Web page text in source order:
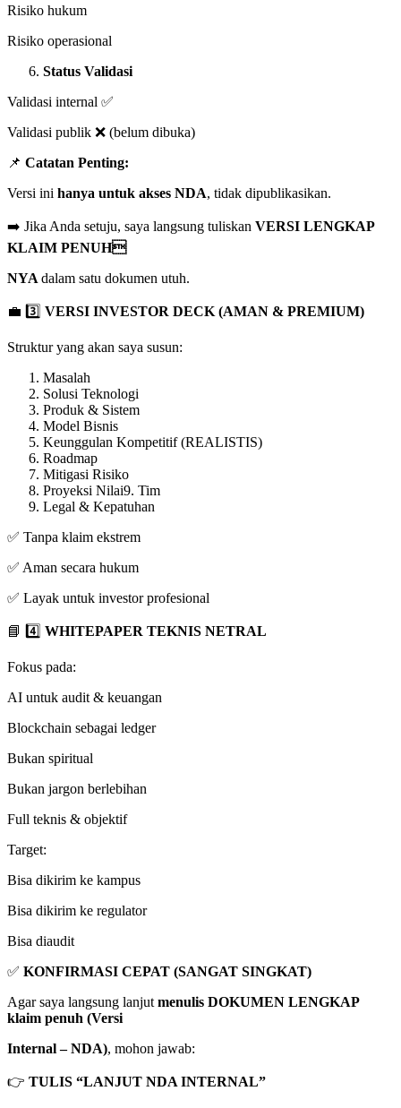
Risiko hukum
Risiko operasional
Status Validasi
Validasi internal ✅
Validasi publik ❌ (belum dibuka)
📌 Catatan Penting:
Versi ini hanya untuk akses NDA, tidak dipublikasikan.
➡️ Jika Anda setuju, saya langsung tuliskan VERSI LENGKAP
KLAIM PENUH
NYA dalam satu dokumen utuh.
💼 3️⃣ VERSI INVESTOR DECK (AMAN & PREMIUM)
Struktur yang akan saya susun:
Masalah
Solusi Teknologi
Produk & Sistem
Model Bisnis
Keunggulan Kompetitif (REALISTIS)
Roadmap
Mitigasi Risiko
Proyeksi Nilai9. Tim
Legal & Kepatuhan
✅ Tanpa klaim ekstrem
✅ Aman secara hukum
✅ Layak untuk investor profesional
📘 4️⃣ WHITEPAPER TEKNIS NETRAL
Fokus pada:
AI untuk audit & keuangan
Blockchain sebagai ledger
Bukan spiritual
Bukan jargon berlebihan
Full teknis & objektif
Target:
Bisa dikirim ke kampus
Bisa dikirim ke regulator
Bisa diaudit
✅ KONFIRMASI CEPAT (SANGAT SINGKAT)
Agar saya langsung lanjut menulis DOKUMEN LENGKAP
klaim penuh (Versi
Internal – NDA), mohon jawab:
👉 TULIS “LANJUT NDA INTERNAL”